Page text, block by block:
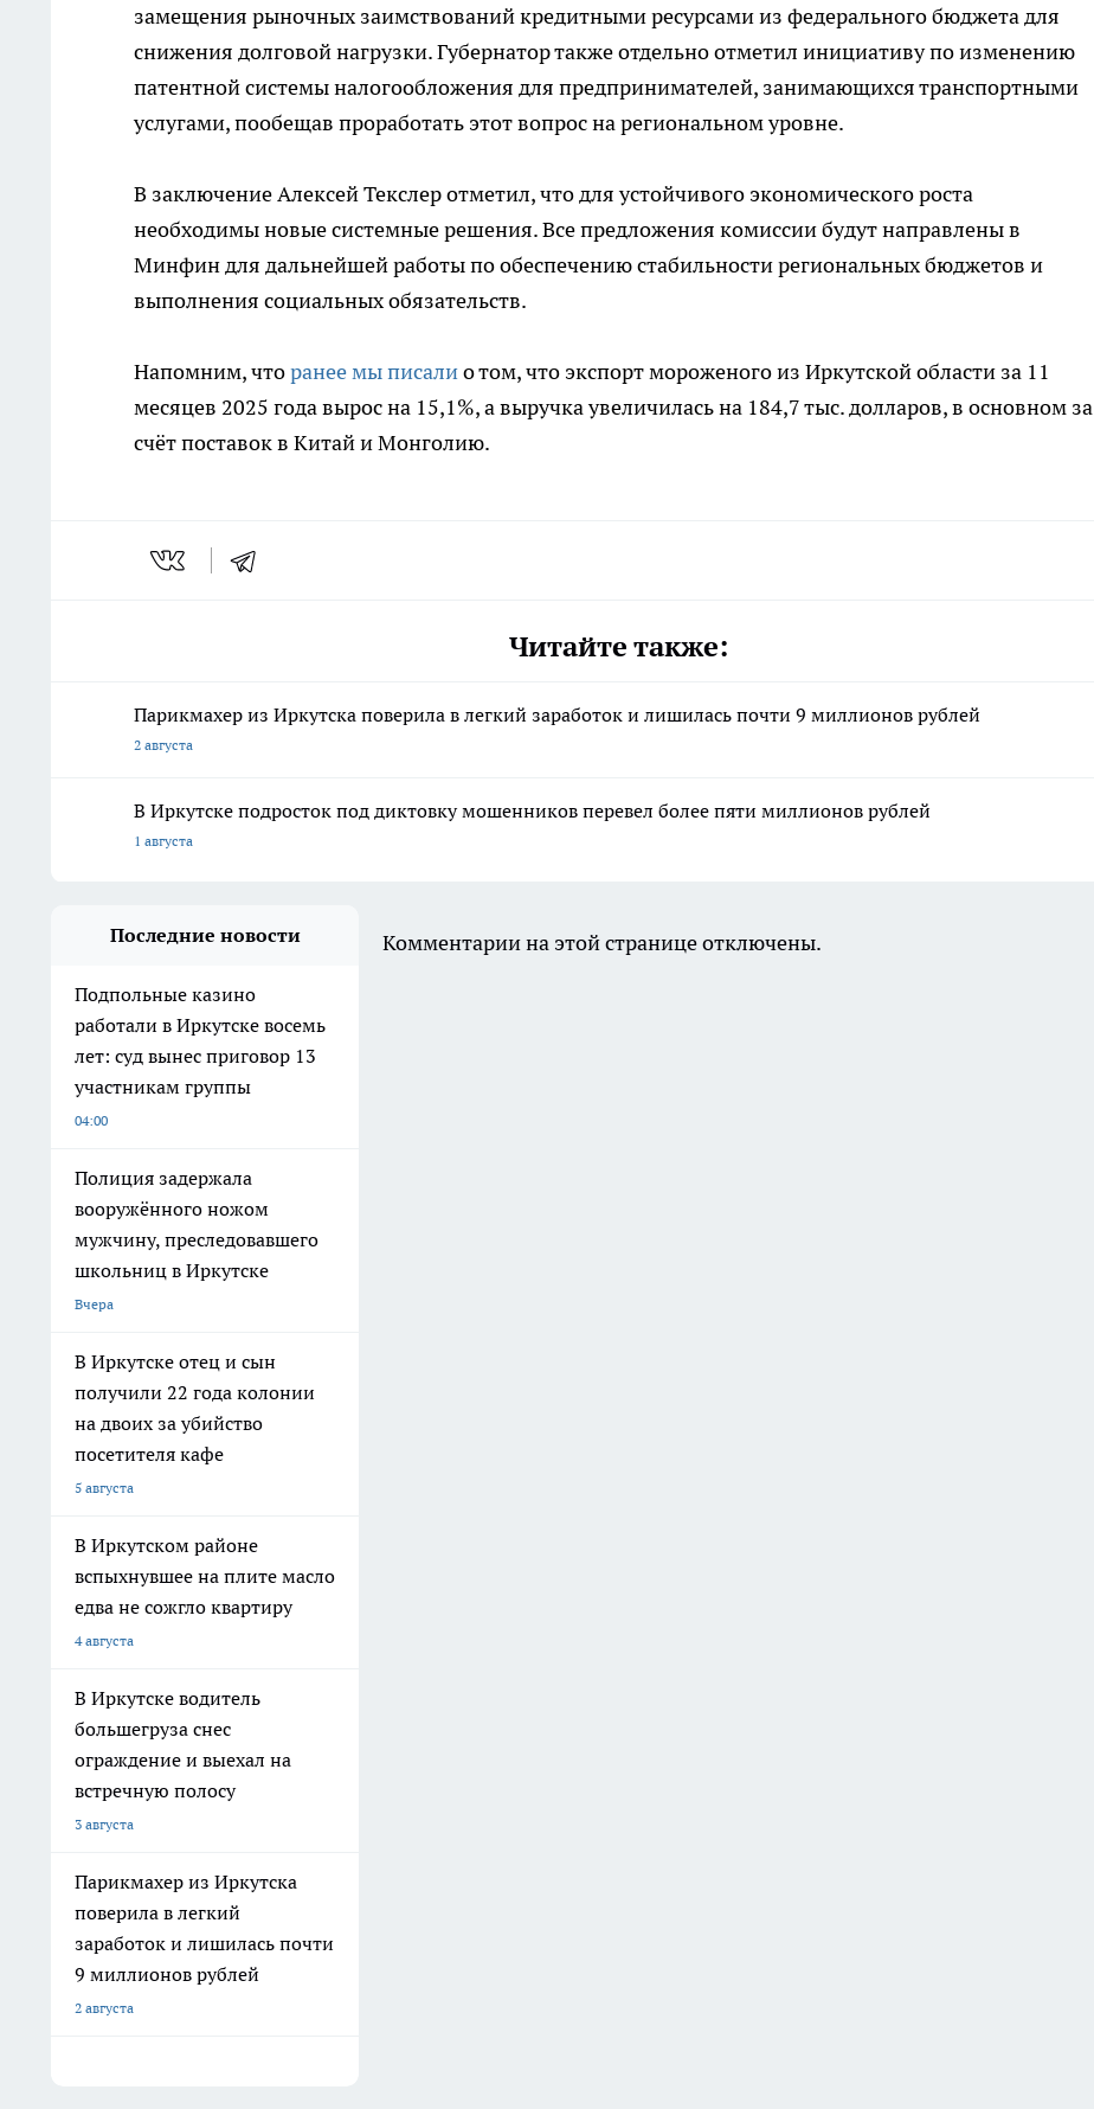
замещения рыночных заимствований кредитными ресурсами из федерального бюджета для
снижения долговой нагрузки. Губернатор также отдельно отметил инициативу по изменению
патентной системы налогообложения для предпринимателей, занимающихся транспортными
услугами, пообещав проработать этот вопрос на региональном уровне.
В заключение Алексей Текслер отметил, что для устойчивого экономического роста
необходимы новые системные решения. Все предложения комиссии будут направлены в
Минфин для дальнейшей работы по обеспечению стабильности региональных бюджетов и
выполнения социальных обязательств.
Напомним, чторанее мы писалио том, что экспорт мороженого из Иркутской области за 11
месяцев 2025 года вырос на 15,1%, а выручка увеличилась на 184,7 тыс. долларов, в основном за
счёт поставок в Китай и Монголию.
Читайте также:
Парикмахер из Иркутска поверила в легкий заработок и лишилась почти 9 миллионов рублей
2 августа
В Иркутске подросток под диктовку мошенников перевел более пяти миллионов рублей
1 августа
Последние новости
Подпольные казино
работали в Иркутске восемь
лет: суд вынес приговор 13
участникам группы
04:00
Полиция задержала
вооружённого ножом
мужчину, преследовавшего
школьниц в Иркутске
Вчера
В Иркутске отец и сын
получили 22 года колонии
на двоих за убийство
посетителя кафе
5 августа
В Иркутском районе
вспыхнувшее на плите масло
едва не сожгло квартиру
4 августа
В Иркутске водитель
большегруза снес
ограждение и выехал на
встречную полосу
3 августа
Парикмахер из Иркутска
поверила в легкий
заработок и лишилась почти
9 миллионов рублей
2 августа
Комментарии на этой странице отключены.